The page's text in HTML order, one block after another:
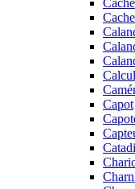
Capot